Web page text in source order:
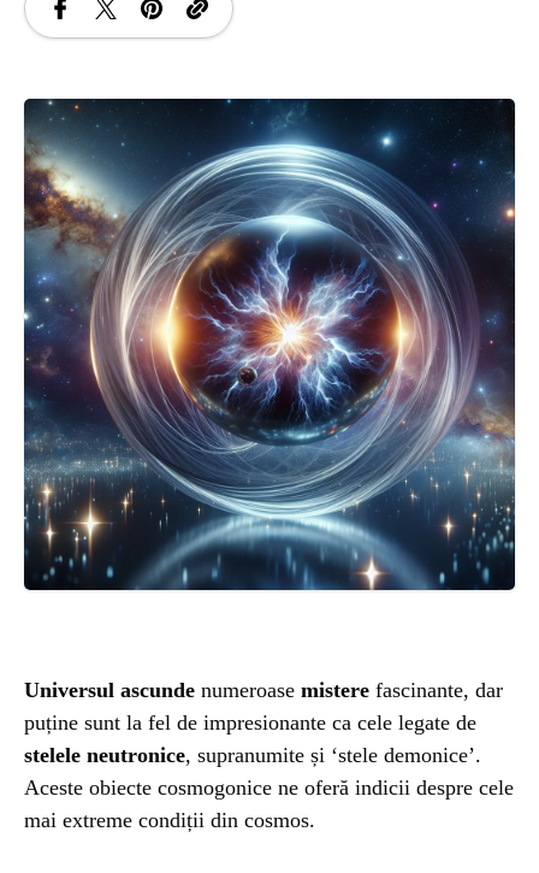
Universul ascunde numeroase mistere fascinante, dar
puține sunt la fel de impresionante ca cele legate de
stelele neutronice, supranumite și ‘stele demonice’.
Aceste obiecte cosmogonice ne oferă indicii despre cele
mai extreme condiții din cosmos.
SANATATE
SI
INGRIJIRE
ISTORIE
NATURĂ
STIRI
ȘTIINȚA
ANIMALE
OAMENI
INSTALEAZ